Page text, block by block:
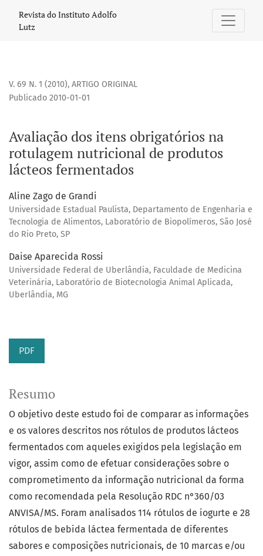
Avaliação dos itens obrigatórios na rotulagem nutricional
Revista do Instituto Adolfo
Lutz
V. 69 N. 1 (2010), ARTIGO ORIGINAL
Avaliação dos itens obrigatórios na
rotulagem nutricional de produtos
lácteos fermentados
Publicado 2010-01-01
Aline Zago de Grandi
Universidade Estadual Paulista, Departamento de Engenharia e
Tecnologia de Alimentos, Laboratório de Biopolímeros, São José
do Rio Preto, SP
Daise Aparecida Rossi
Universidade Federal de Uberlândia, Faculdade de Medicina
Veterinária, Laboratório de Biotecnologia Animal Aplicada,
Uberlândia, MG
PDF
Resumo
O objetivo deste estudo foi de comparar as informações
e os valores descritos nos rótulos de produtos lácteos
fermentados com aqueles exigidos pela legislação em
vigor, assim como de efetuar considerações sobre o
comprometimento da informação nutricional da forma
como recomendada pela Resolução RDC n°360/03
ANVISA/MS. Foram analisados 114 rótulos de iogurte e 28
rótulos de bebida láctea fermentada de diferentes
sabores e composições nutricionais, de 10 marcas e/ou